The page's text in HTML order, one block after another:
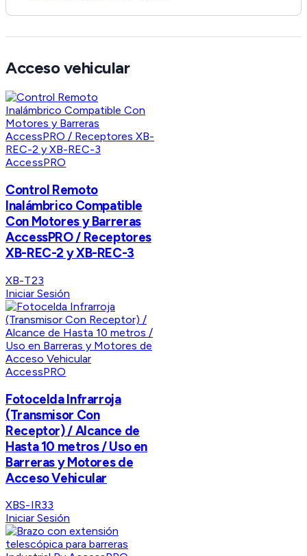
Acceso vehicular
AccessPRO
Control Remoto
Inalámbrico Compatible
Con Motores y Barreras
AccessPRO / Receptores
XB-REC-2 y XB-REC-3
XB-T23
Iniciar Sesión
AccessPRO
Fotocelda Infrarroja
(Transmisor Con
Receptor) / Alcance de
Hasta 10 metros / Uso en
Barreras y Motores de
Acceso Vehicular
XBS-IR33
Iniciar Sesión